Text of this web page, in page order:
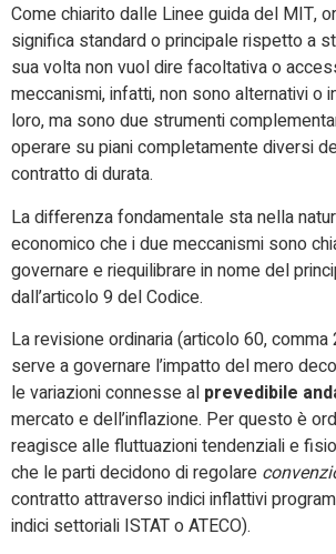
Come chiarito dalle Linee guida del MIT,
significa standard o principale rispetto a
sua volta non vuol dire facoltativa o
meccanismi, infatti, non sono alternativi o
loro, ma sono due strumenti
operare su piani completamente diversi
contratto di durata.
La differenza fondamentale sta nella
economico che i due meccanismi sono
governare e riequilibrare in nome del
dall’articolo 9 del Codice.
La revisione ordinaria (articolo 60, comma
serve a governare l’impatto del mero
le variazioni connesse al prevedibile
mercato e dell’inflazione. Per questo è
reagisce alle fluttuazioni tendenziali e
che le parti decidono di regolare
contratto attraverso indici inflattivi
indici settoriali ISTAT o ATECO).